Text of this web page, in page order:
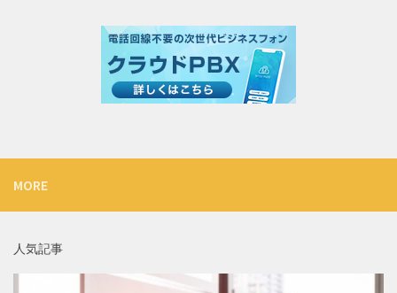
MORE
人気記事